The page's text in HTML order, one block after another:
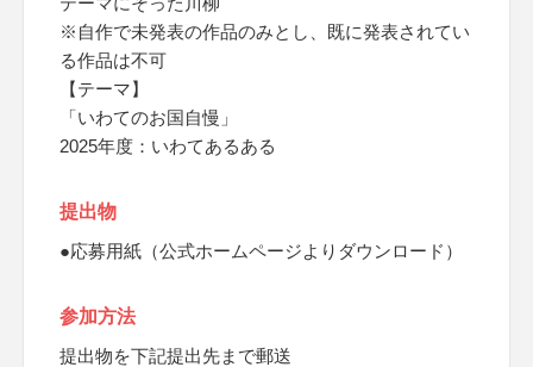
※自作で未発表の作品のみとし、既に発表されてい
る作品は不可
【テーマ】
「いわてのお国自慢」
2025年度：いわてあるある
提出物
●応募用紙（公式ホームページよりダウンロード）
参加方法
提出物を下記提出先まで郵送